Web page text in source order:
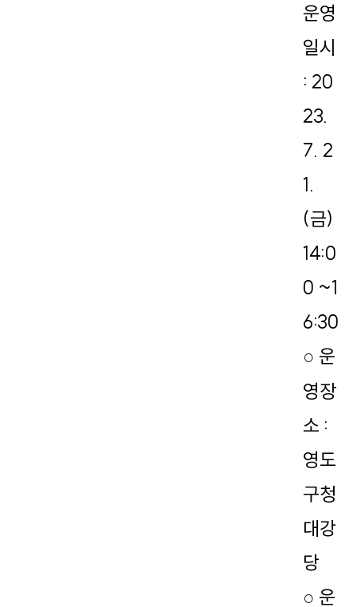
운영
일시
: 20
23.
7. 2
1.
(금)
14:0
0 ~1
6:30
○ 운
영장
소 :
영도
구청
대강
당
○ 운